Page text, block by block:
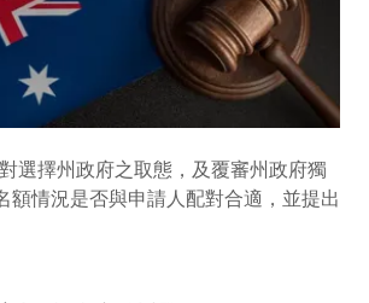
選擇州政府之取態，及覆審州政府獨
額情況是否與申請人配對合適，並提出